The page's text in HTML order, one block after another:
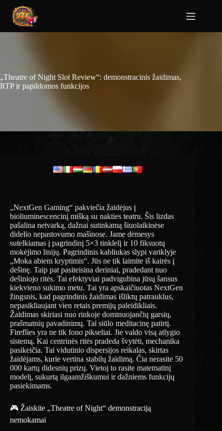
„Theatre of Night Slot Review“: demonstracinis žaidimas,
RTP ir papildomos funkcijos
„NextGen Gaming“ pakviečia žaidėjus į
bioliuminescencinį mišką su nakties teatru. Šis lizdas
pašalina netvarką, dažnai sutinkamą šiuolaikinėse
didelio nepastovumo mašinose. Jame dėmesys
sutelkiamas į pagrindinį 5×3 tinklelį ir 10 fiksuotų
mokėjimo linijų. Pagrindinis kabliukas slypi variklyje
„Moka abiem kryptimis“. Jūs ne tik laimite iš kairės į
dešinę. Taip pat pasiteisina deriniai, pradedant nuo
dešiniojo ritės. Tai efektyviai padvigubina jūsų šansus
kiekvieno sukimo metu. Tai yra apskaičiuotas NextGen
žingsnis, kad pagrindinis žaidimas išliktų patrauklus,
nepasikliaujant vien retais premijų paleidikliais.
Žaidimas skiriasi nuo rinkoje dominuojančių garsių,
prašmatnių pavadinimų. Tai siūlo meditacinę patirtį.
Fireflies yra ne tik fono pikseliai. Jie valdo visą atlygio
sistemą. Kai centrinės ritės pradeda švytėti, mechanika
pasikeičia. Tai vidutinio dispersijos reikalas, skirtas
žaidėjams, kurie vertina stabilų žaidimą. Čia nerasite 50
000 kartų didesnių prizų. Vietoj to rasite matematinį
modelį, sukurtą ilgaamžiškumui ir dažniems funkcijų
pasiekimams.
🎮 Žaiskite „Theatre of Night“ demonstraciją
nemokamai